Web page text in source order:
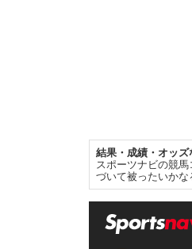
結果・成績・オッ
スポーツナビの競
づいて被ったいかな